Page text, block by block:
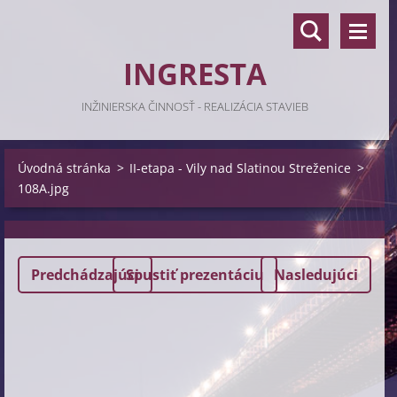
INGRESTA
INŽINIERSKA ČINNOSŤ - REALIZÁCIA STAVIEB
Úvodná stránka > II-etapa - Vily nad Slatinou Streženice >
108A.jpg
PredchádzajúciSpustiť prezentáciu Nasledujúci